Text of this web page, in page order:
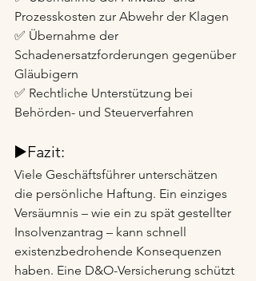
Prozesskosten zur Abwehr der Klagen
✅ Übernahme der
Schadenersatzforderungen gegenüber
Gläubigern
✅ Rechtliche Unterstützung bei
Behörden- und Steuerverfahren
▶️Fazit:
Viele Geschäftsführer unterschätzen
die persönliche Haftung. Ein einziges
Versäumnis – wie ein zu spät gestellter
Insolvenzantrag – kann schnell
existenzbedrohende Konsequenzen
haben. Eine D&O-Versicherung schützt